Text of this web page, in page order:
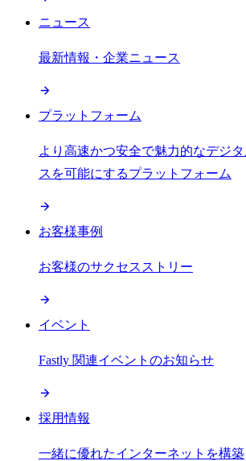
ニュース
最新情報・企業ニュース
プラットフォーム
より高速かつ安全で魅力的なデジ
スを可能にするプラットフォーム
お客様事例
お客様のサクセスストリー
イベント
Fastly 関連イベントのお知らせ
採用情報
一緒に優れたインターネットを構築